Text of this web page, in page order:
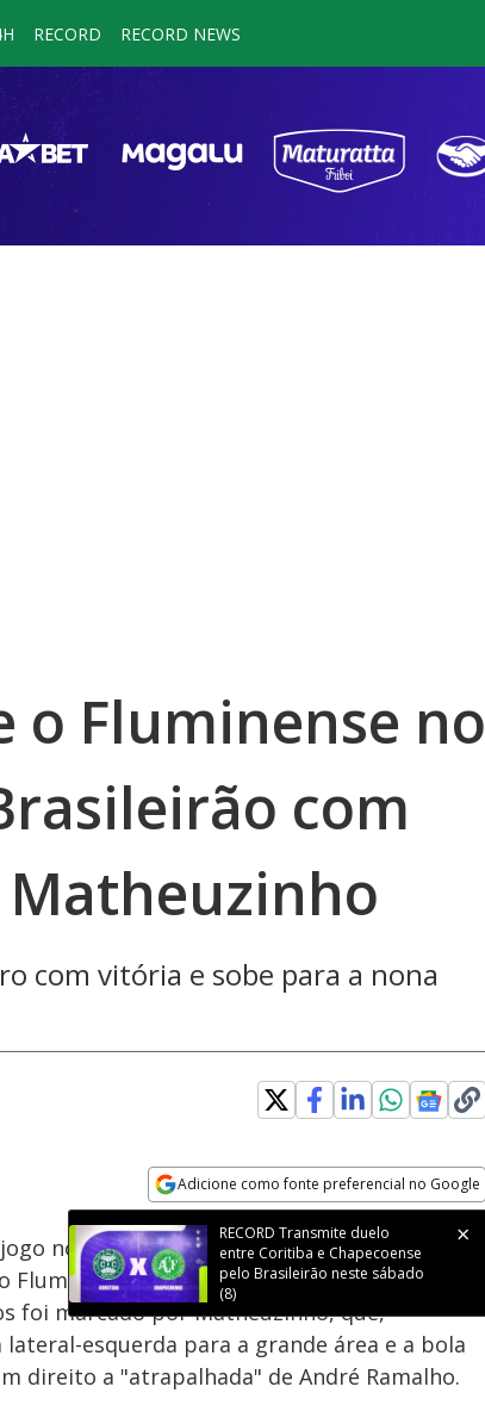
RECORD RECORD NEWS
o Fluminense no
com
com vitória e sobe para a nona
Adicione como fonte preferencial no Google
Opens in new window
Velocidade
no Maracanã, o Corinthians saiu do Rio de
pela 23ª rodada do Campeonato
foi marcado por Matheuzinho, que,
esquerda para a grande área e a bola
direito a "atrapalhada" de André Ramalho.